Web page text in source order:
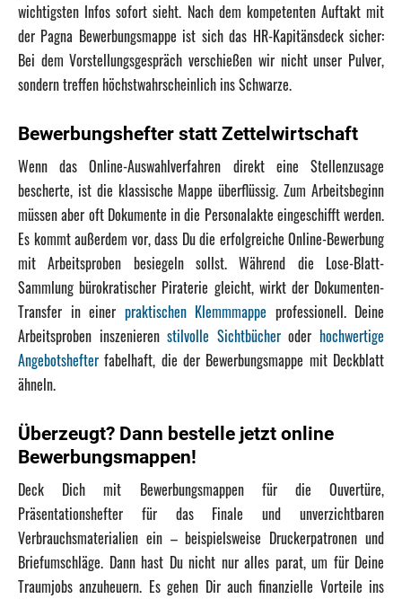
wichtigsten Infos sofort sieht. Nach dem kompetenten Auftakt mit
der Pagna Bewerbungsmappe ist sich das HR-Kapitänsdeck sicher:
Bei dem Vorstellungsgespräch verschießen wir nicht unser Pulver,
sondern treffen höchstwahrscheinlich ins Schwarze.
Bewerbungshefter statt Zettelwirtschaft
Wenn das Online-Auswahlverfahren direkt eine Stellenzusage
bescherte, ist die klassische Mappe überflüssig. Zum Arbeitsbeginn
müssen aber oft Dokumente in die Personalakte eingeschifft werden.
Es kommt außerdem vor, dass Du die erfolgreiche Online-Bewerbung
mit Arbeitsproben besiegeln sollst. Während die Lose-Blatt-
Sammlung bürokratischer Piraterie gleicht, wirkt der Dokumenten-
Transfer in einer praktischen Klemmmappe professionell. Deine
Arbeitsproben inszenierenstilvolle Sichtbücheroderhochwertige
Angebotshefter fabelhaft, die der Bewerbungsmappe mit Deckblatt
ähneln.
Überzeugt? Dann bestelle jetzt online
Bewerbungsmappen!
Deck Dich mit Bewerbungsmappen für die Ouvertüre,
Präsentationshefter für das Finale und unverzichtbaren
Verbrauchsmaterialien ein – beispielsweise Druckerpatronen und
Briefumschläge. Dann hast Du nicht nur alles parat, um für Deine
Traumjobs anzuheuern. Es gehen Dir auch finanzielle Vorteile ins